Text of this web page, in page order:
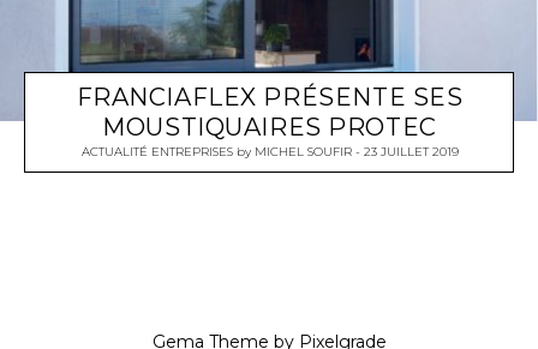
FRANCIAFLEX PRÉSENTE SES
MOUSTIQUAIRES PROTEC
ACTUALITÉ ENTREPRISESby MICHEL SOUFIR 23 JUILLET 2019
Gema Theme by Pixelgrade